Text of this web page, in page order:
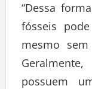
“Dessa
fósseis
mesmo
possuem